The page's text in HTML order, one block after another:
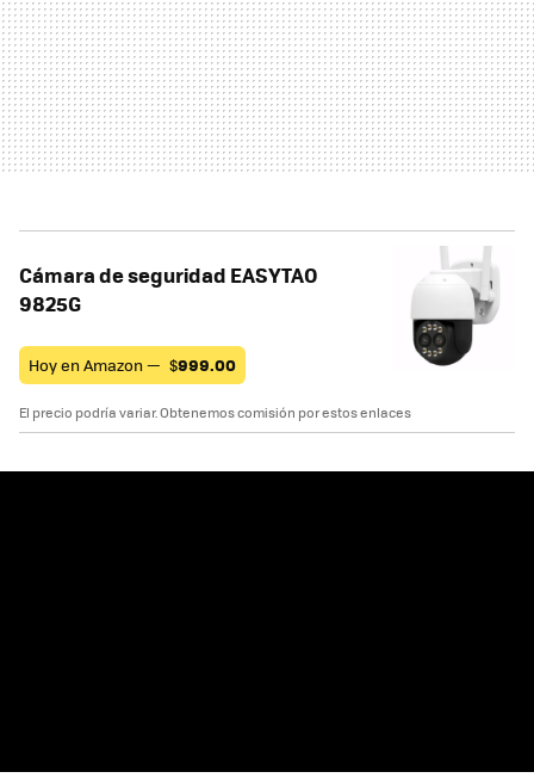
Cámara de seguridad EASYTAO
9825G
Hoy en Amazon — $999.00
El precio podría variar. Obtenemos comisión por estos enlaces